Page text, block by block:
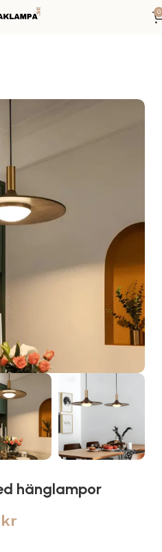
0
hänglampor
kr